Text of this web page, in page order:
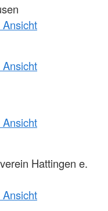
Hattingen e.